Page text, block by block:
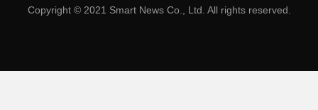
Copyright © 2021 Smart News Co., Ltd. All rights reserved.